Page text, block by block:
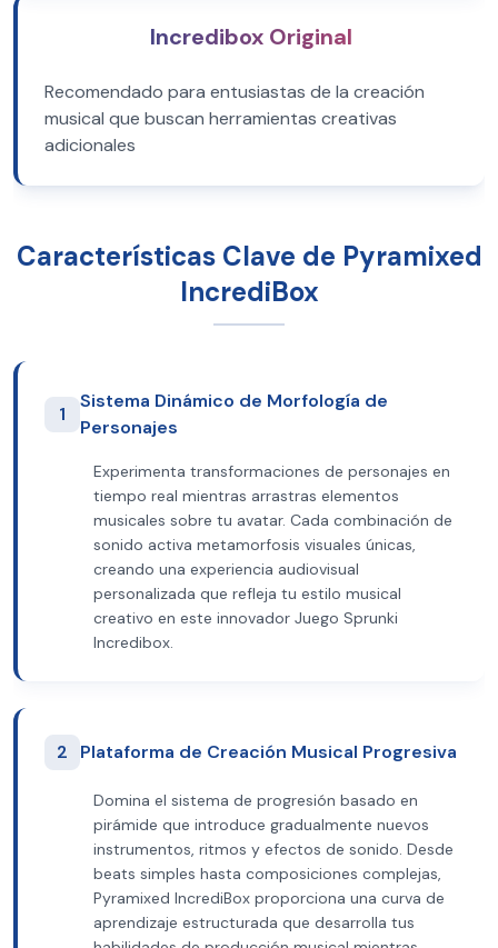
Incredibox Original
Recomendado para entusiastas de la creación
musical que buscan herramientas creativas
adicionales
Características Clave de Pyramixed
IncrediBox
1
Sistema Dinámico de Morfología de
Personajes
Experimenta transformaciones de personajes en
tiempo real mientras arrastras elementos
musicales sobre tu avatar. Cada combinación de
sonido activa metamorfosis visuales únicas,
creando una experiencia audiovisual
personalizada que refleja tu estilo musical
creativo en este innovador Juego Sprunki
Incredibox.
2 Plataforma de Creación Musical Progresiva
Domina el sistema de progresión basado en
pirámide que introduce gradualmente nuevos
instrumentos, ritmos y efectos de sonido. Desde
beats simples hasta composiciones complejas,
Pyramixed IncrediBox proporciona una curva de
aprendizaje estructurada que desarrolla tus